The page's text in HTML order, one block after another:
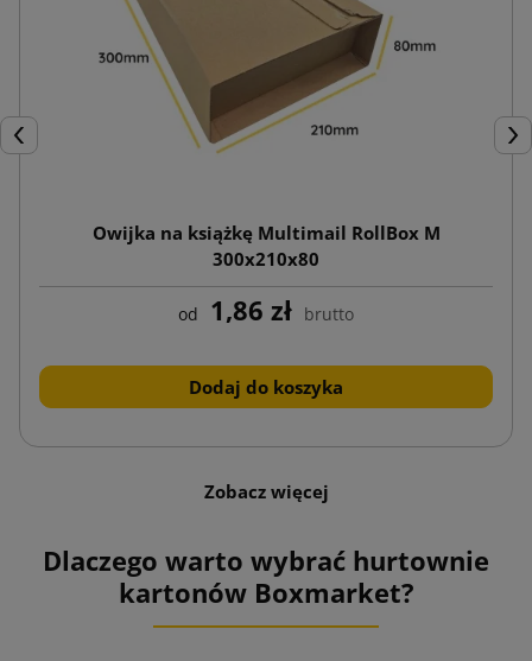
Poprzedni
Owijka na książkę Multimail RollBox M
300x210x80
od 1,86 zł brutto
Dodaj do koszyka
Zobacz więcej
Dlaczego warto wybrać hurtownie
kartonów Boxmarket?